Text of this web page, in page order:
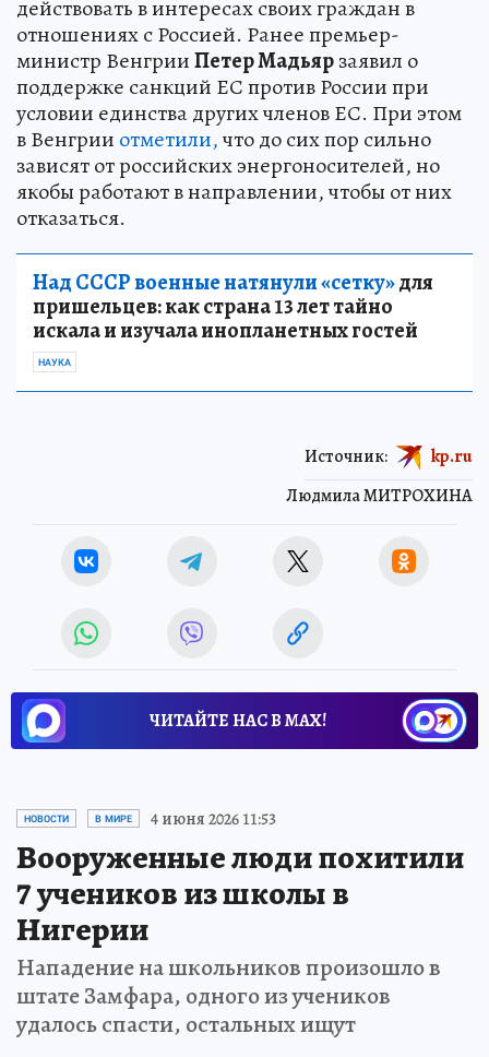
действовать в интересах своих граждан в
отношениях с Россией. Ранее премьер-
министр ВенгрииПетер Мадьярзаявил о
поддержке санкций ЕС против России при
условии единства других членов ЕС. При этом
в Венгрии отметили,что до сих пор сильно
зависят от российских энергоносителей, но
якобы работают в направлении, чтобы от них
отказаться.
Над СССР военные натянули «сетку»для
пришельцев: как страна 13 лет тайно
искала и изучала инопланетных гостей
НАУКА
Людмила МИТРОХИНА
Источник: kp.ru
ЧИТАЙТЕ НАС В МАХ!
НОВОСТИ В МИРЕ 4 июня 2026 11:53
Вооруженные люди похитили
7 учеников из школы в
Нигерии
Нападение на школьников произошло в
штате Замфара, одного из учеников
удалось спасти, остальных ищут